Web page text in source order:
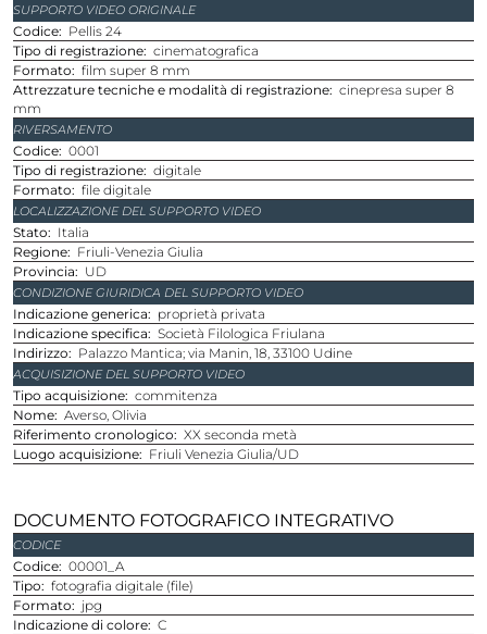
SUPPORTO VIDEO ORIGINALE
Codice
Pellis 24
Tipo di registrazione cinematografica
Formato
film super 8 mm
Attrezzature tecniche e modalità di registrazione cinepresa super 8
mm
RIVERSAMENTO
Codice 0001
Tipo di registrazione digitale
Formato
file digitale
LOCALIZZAZIONE DEL SUPPORTO VIDEO
Stato
Italia
Regione
Friuli-Venezia Giulia
Provincia
UD
CONDIZIONE GIURIDICA DEL SUPPORTO VIDEO
Indicazione generica
proprietà privata
Indicazione specifica
Società Filologica Friulana
Indirizzo
Palazzo Mantica; via Manin, 18, 33100 Udine
ACQUISIZIONE DEL SUPPORTO VIDEO
Tipo acquisizione commitenza
Nome Averso, Olivia
Riferimento cronologico
XX seconda metà
Luogo acquisizione
Friuli Venezia Giulia/UD
DOCUMENTO FOTOGRAFICO INTEGRATIVO
CODICE
Codice 00001_A
Tipo
fotografia digitale (file)
Formato
jpg
Indicazione di colore C